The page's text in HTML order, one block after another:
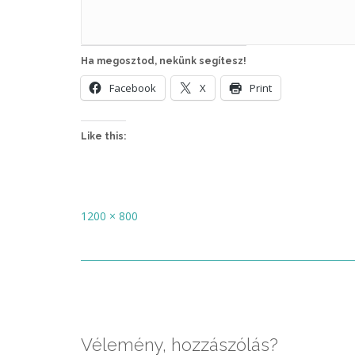
Ha megosztod, nekünk segítesz!
Facebook X Print
Like this:
Full
1200 × 800
Vélemény, hozzászólás?